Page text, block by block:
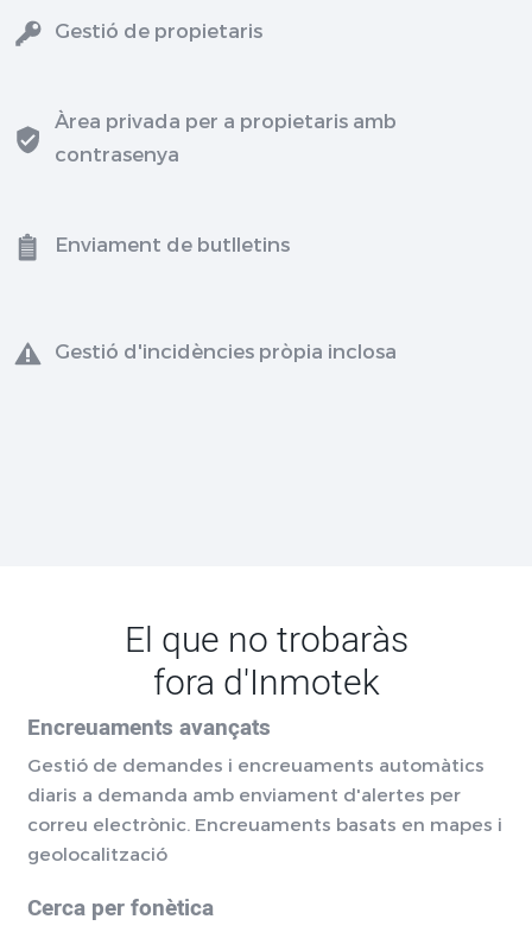
Gestió de propietaris
Àrea privada per a propietaris amb
contrasenya
Enviament de butlletins
Gestió d'incidències pròpia inclosa
El que no trobaràs
fora d'Inmotek
Encreuaments avançats
Gestió de demandes i encreuaments automàtics
diaris a demanda amb enviament d'alertes per
correu electrònic. Encreuaments basats en mapes i
geolocalització
Cerca per fonètica